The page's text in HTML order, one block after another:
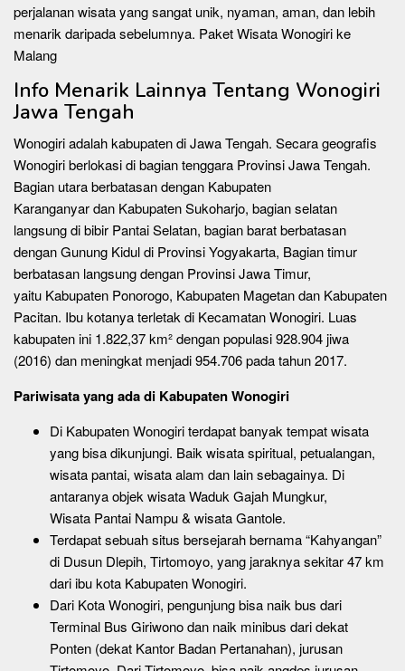
perjalanan wisata yang sangat unik, nyaman, aman, dan lebih
menarik daripada sebelumnya. Paket Wisata Wonogiri ke
Malang
Info Menarik Lainnya Tentang Wonogiri
Jawa Tengah
Wonogiri adalah kabupaten di Jawa Tengah. Secara geografis
Wonogiri berlokasi di bagian tenggara Provinsi Jawa Tengah.
Bagian utara berbatasan dengan Kabupaten
Karanganyar dan Kabupaten Sukoharjo, bagian selatan
langsung di bibir Pantai Selatan, bagian barat berbatasan
dengan Gunung Kidul di Provinsi Yogyakarta, Bagian timur
berbatasan langsung dengan Provinsi Jawa Timur,
yaitu Kabupaten Ponorogo, Kabupaten Magetan dan Kabupaten
Pacitan. Ibu kotanya terletak di Kecamatan Wonogiri. Luas
kabupaten ini 1.822,37 km² dengan populasi 928.904 jiwa
(2016) dan meningkat menjadi 954.706 pada tahun 2017.
Pariwisata yang ada di Kabupaten Wonogiri
Di Kabupaten Wonogiri terdapat banyak tempat wisata
yang bisa dikunjungi. Baik wisata spiritual, petualangan,
wisata pantai, wisata alam dan lain sebagainya. Di
antaranya objek wisata Waduk Gajah Mungkur,
Wisata Pantai Nampu & wisata Gantole.
Terdapat sebuah situs bersejarah bernama “Kahyangan”
di Dusun Dlepih, Tirtomoyo, yang jaraknya sekitar 47 km
dari ibu kota Kabupaten Wonogiri.
Dari Kota Wonogiri, pengunjung bisa naik bus dari
Terminal Bus Giriwono dan naik minibus dari dekat
Ponten (dekat Kantor Badan Pertanahan), jurusan